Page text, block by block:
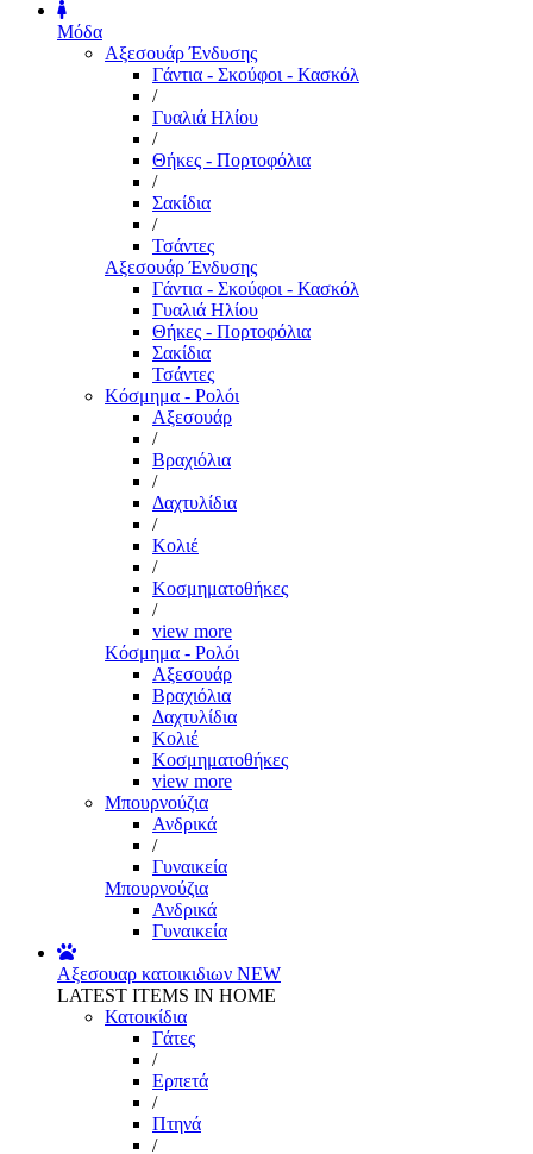
Μόδα
Αξεσουάρ Ένδυσης
Γάντια - Σκούφοι - Κασκόλ
/
Γυαλιά Ηλίου
/
Θήκες - Πορτοφόλια
/
Σακίδια
/
Τσάντες
Αξεσουάρ Ένδυσης
Γάντια - Σκούφοι - Κασκόλ
Γυαλιά Ηλίου
Θήκες - Πορτοφόλια
Σακίδια
Τσάντες
Κόσμημα - Ρολόι
Αξεσουάρ
/
Βραχιόλια
/
Δαχτυλίδια
/
Κολιέ
/
Κοσμηματοθήκες
/
view more
Κόσμημα - Ρολόι
Αξεσουάρ
Βραχιόλια
Δαχτυλίδια
Κολιέ
Κοσμηματοθήκες
view more
Μπουρνούζια
Ανδρικά
/
Γυναικεία
Μπουρνούζια
Ανδρικά
Γυναικεία
Αξεσουαρ κατοικιδιων NEW
LATEST ITEMS IN HOME
Κατοικίδια
Γάτες
/
Ερπετά
/
Πτηνά
/